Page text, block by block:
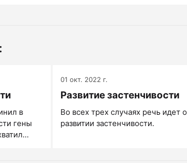
в
гены
01 окт. 2022 г.
Развитие застенчивости
Во всех трех случаях речь идет о
развитии застенчивости.